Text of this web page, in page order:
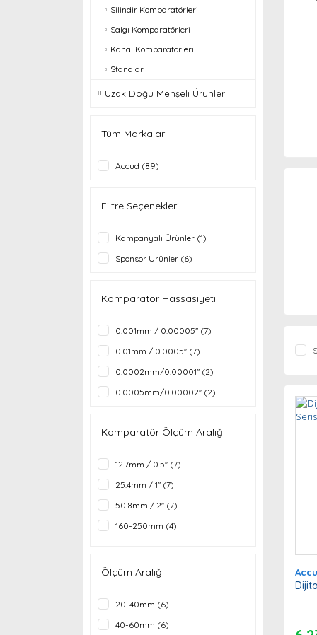
Silindir Komparatörleri
Salgı Komparatörleri
Kanal Komparatörleri
Standlar
Uzak Doğu Menşeli Ürünler
Tüm Markalar
Accud (89)
Filtre Seçenekleri
Kampanyalı Ürünler (1)
Sponsor Ürünler (6)
Komparatör Hassasiyeti
0.001mm / 0.00005'' (7)
0.01mm / 0.0005'' (7)
0.0002mm/0.00001'' (2)
0.0005mm/0.00002'' (2)
Komparatör Ölçüm Aralığı
12.7mm / 0.5'' (7)
25.4mm / 1'' (7)
50.8mm / 2'' (7)
160-250mm (4)
35-60mm (4)
5mm (4)
10-18mm (3)
Ölçüm Aralığı
20-40mm (6)
40-60mm (6)